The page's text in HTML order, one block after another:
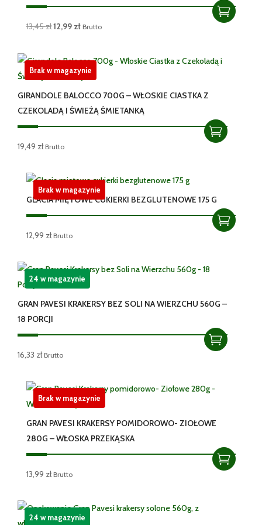
13,45zł12,99 zł
12,99 zł.
Brutto
GIRANDOLE BALOCCO 700G – WŁOSKIE CIASTKA Z
CZEKOLADĄ I ŚWIEŻĄ ŚMIETANKĄ
19,49 zł Brutto
Brak w magazynie
GLACIA MIĘTOWE CUKIERKI BEZGLUTENOWE 175 G
12,99 zł Brutto
Brak w magazynie
GRAN PAVESI KRAKERSY BEZ SOLI NA WIERZCHU 560G –
18 PORCJI
16,33 zł Brutto
24 w magazynie
GRAN PAVESI KRAKERSY POMIDOROWO- ZIOŁOWE
280G – WŁOSKA PRZEKĄSKA
13,99 zł Brutto
Brak w magazynie
24 w magazynie